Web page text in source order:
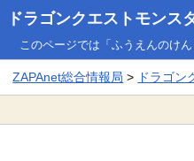
ドラゴンクエストモン
このページでは「ふうえんのけ
ZAPAnet総合情報局 > ドラゴン